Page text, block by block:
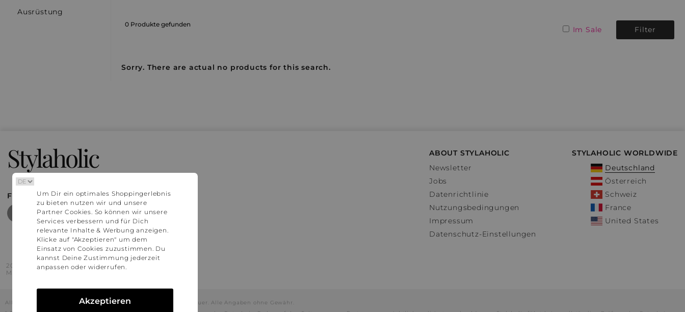
Ausrüstung
0 Produkte gefunden
Im Sale Filter
Sorry. There are actual no products for this search.
Stylaholic
FIND MORE INSPIRATION
ABOUT STYLAHOLIC
Newsletter
Jobs
Datenrichtlinie
Nutzungsbedingungen
Impressum
Datenschutz-Einstellungen
STYLAHOLIC WORLDWIDE
Deutschland
Österreich
Schweiz
France
United States
2016 - 2026 © Stylaholic.
Made for you with love in munich.
Alle Preise inkl. der jeweils geltenden gesetzlichen Mehrwertsteuer. Alle Angaben ohne Gewähr.
Um Dir ein optimales Shoppingerlebnis
zu bieten nutzen wir und unsere
Partner Cookies. So können wir unsere
Services verbessern und für Dich
relevante Inhalte & Werbung anzeigen.
Klicke auf "Akzeptieren" um dem
Einsatz von Cookies zuzustimmen. Du
kannst Deine Zustimmung jederzeit
anpassen oder widerrufen.
Akzeptieren